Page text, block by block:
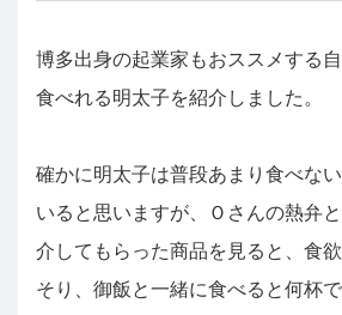
博多出身の起業家もおススメする
食べれる明太子を紹介しました。
確かに明太子は普段あまり食べな
いると思いますが、Ｏさんの熱弁
介してもらった商品を見ると、食
そり、御飯と一緒に食べると何杯